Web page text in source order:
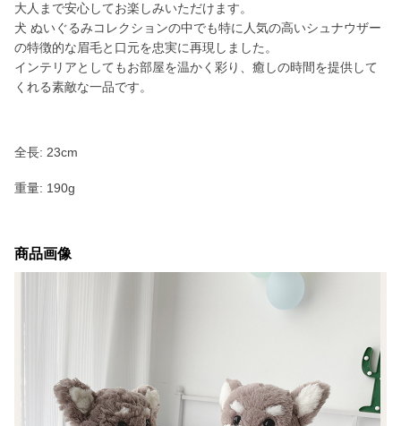
大人まで安心してお楽しみいただけます。
犬 ぬいぐるみコレクションの中でも特に人気の高いシュナウザー
の特徴的な眉毛と口元を忠実に再現しました。
インテリアとしてもお部屋を温かく彩り、癒しの時間を提供して
くれる素敵な一品です。
全長: 23cm
重量: 190g
商品画像